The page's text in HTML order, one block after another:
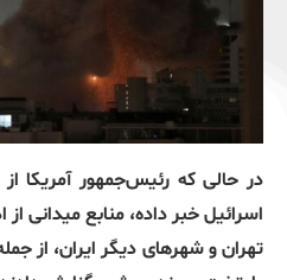
در حالی که رئیس‌جمهور آمریکا
اسرائیل خبر داده، منابع میدانی